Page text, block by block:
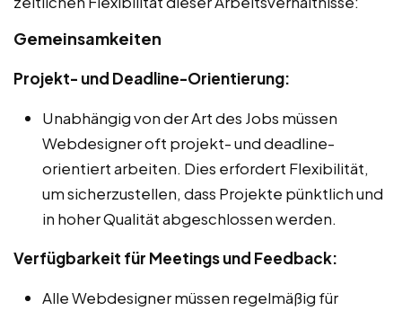
Gemeinsamkeiten
Projekt- und Deadline-Orientierung:
Unabhängig von der Art des Jobs müssen
Webdesigner oft projekt- und deadline-
orientiert arbeiten. Dies erfordert Flexibilität,
um sicherzustellen, dass Projekte pünktlich und
in hoher Qualität abgeschlossen werden.
Verfügbarkeit für Meetings und Feedback:
Alle Webdesigner müssen regelmäßig für